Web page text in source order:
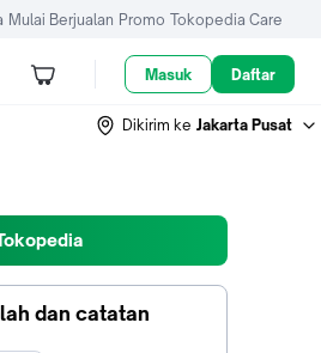
Mulai Berjualan Promo Tokopedia Care
Masuk Daftar
Dikirim ke Jakarta Pusat
dan catatan